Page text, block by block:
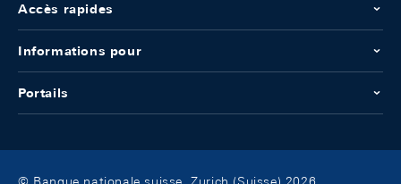
Accès rapides
Informations pour
Portails